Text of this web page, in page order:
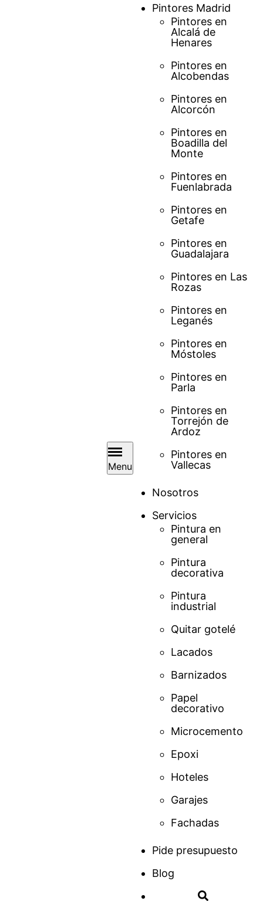
Menu
Pintores Madrid
Pintores en
Alcalá de
Henares
Pintores en
Alcobendas
Pintores en
Alcorcón
Pintores en
Boadilla del
Monte
Pintores en
Fuenlabrada
Pintores en
Getafe
Pintores en
Guadalajara
Pintores en Las
Rozas
Pintores en
Leganés
Pintores en
Móstoles
Pintores en
Parla
Pintores en
Torrejón de
Ardoz
Pintores en
Vallecas
Nosotros
Servicios
Pintura en
general
Pintura
decorativa
Pintura
industrial
Quitar gotelé
Lacados
Barnizados
Papel
decorativo
Microcemento
Epoxi
Hoteles
Garajes
Fachadas
Pide presupuesto
Blog